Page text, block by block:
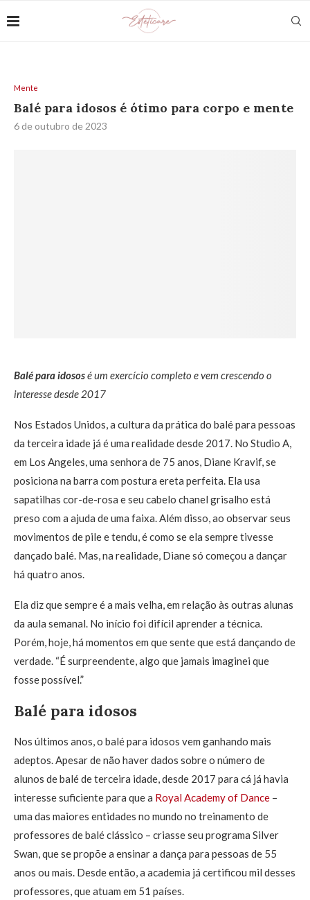
Mente
Balé para idosos é ótimo para corpo e mente
6 de outubro de 2023
Balé para idososé um exercício completo e vem crescendo o
interesse desde 2017
Nos Estados Unidos, a cultura da prática do balé para pessoas
da terceira idade já é uma realidade desde 2017. No Studio A,
em Los Angeles, uma senhora de 75 anos, Diane Kravif, se
posiciona na barra com postura ereta perfeita. Ela usa
sapatilhas cor-de-rosa e seu cabelo chanel grisalho está
preso com a ajuda de uma faixa. Além disso, ao observar seus
movimentos de pile e tendu, é como se ela sempre tivesse
dançado balé. Mas, na realidade, Diane só começou a dançar
há quatro anos.
Ela diz que sempre é a mais velha, em relação às outras alunas
da aula semanal. No início foi difícil aprender a técnica.
Porém, hoje, há momentos em que sente que está dançando de
verdade. “É surpreendente, algo que jamais imaginei que
fosse possível.”
Balé para idosos
Nos últimos anos, o balé para idosos vem ganhando mais
adeptos. Apesar de não haver dados sobre o número de
alunos de balé de terceira idade, desde 2017 para cá já havia
interesse suficiente para que a Royal Academy of Dance –
uma das maiores entidades no mundo no treinamento de
professores de balé clássico – criasse seu programa Silver
Swan, que se propõe a ensinar a dança para pessoas de 55
anos ou mais. Desde então, a academia já certificou mil desses
professores, que atuam em 51 países.